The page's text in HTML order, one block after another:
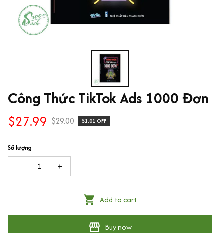
Công Thức TikTok Ads 1000 Đơn
$27.99 $29.00 $1.01 OFF
Số lượng
Add to cart
Buy now